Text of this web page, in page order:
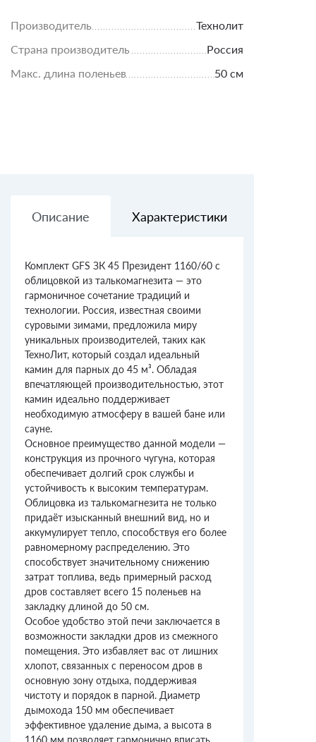
Производитель
Технолит
Страна производитель
Россия
Макс. длина поленьев
50 см
Описание Характеристики
Комплект GFS ЗК 45 Президент 1160/60 с
облицовкой из талькомагнезита — это
гармоничное сочетание традиций и
технологии. Россия, известная своими
суровыми зимами, предложила миру
уникальных производителей, таких как
ТехноЛит, который создал идеальный
камин для парных до 45 м³. Обладая
впечатляющей производительностью, этот
камин идеально поддерживает
необходимую атмосферу в вашей бане или
сауне.
Основное преимущество данной модели —
конструкция из прочного чугуна, которая
обеспечивает долгий срок службы и
устойчивость к высоким температурам.
Облицовка из талькомагнезита не только
придаёт изысканный внешний вид, но и
аккумулирует тепло, способствуя его более
равномерному распределению. Это
способствует значительному снижению
затрат топлива, ведь примерный расход
дров составляет всего 15 поленьев на
закладку длиной до 50 см.
Особое удобство этой печи заключается в
возможности закладки дров из смежного
помещения. Это избавляет вас от лишних
хлопот, связанных с переносом дров в
основную зону отдыха, поддерживая
чистоту и порядок в парной. Диаметр
дымохода 150 мм обеспечивает
эффективное удаление дыма, а высота в